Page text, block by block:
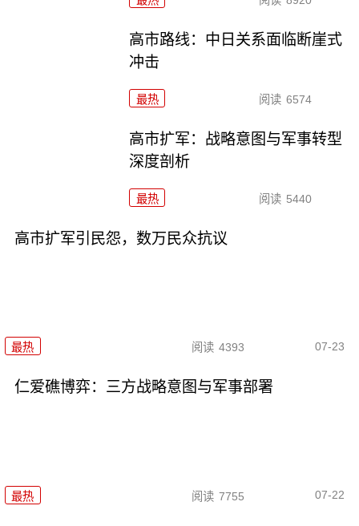
高市路线：中日关系面临断崖式
冲击
最热 阅读 6574
高市扩军：战略意图与军事转型
深度剖析
最热 阅读 5440
高市扩军引民怨，数万民众抗议
最热 阅读 4393 07-23
仁爱礁博弈：三方战略意图与军事部署
最热 阅读 7755 07-22